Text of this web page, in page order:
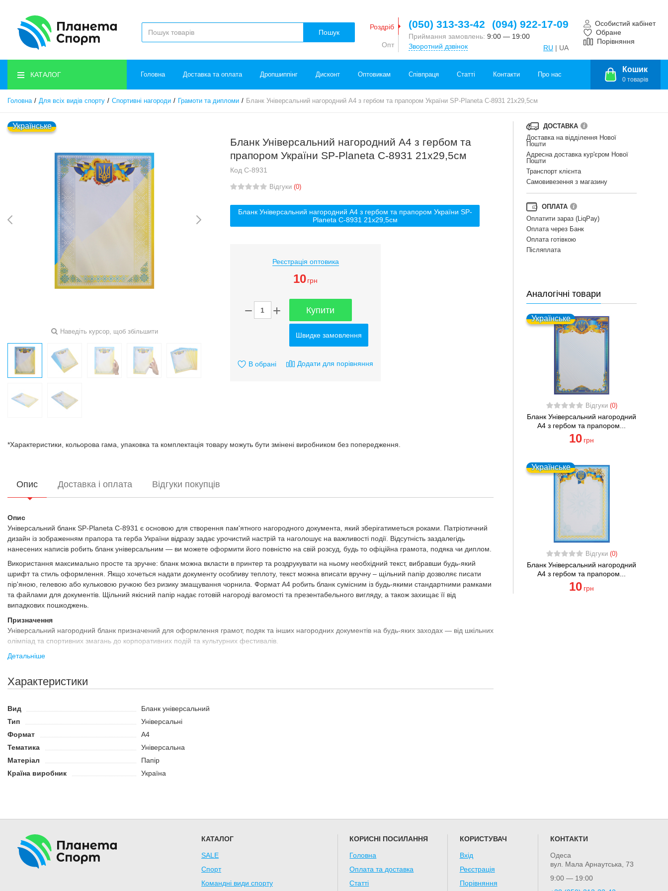
Пошук
Роздріб
Опт
(050) 313-33-42 (094) 922-17-09
Приймання замовлень: 9:00 — 19:00
Зворотний дзвінок
RU | UA
Особистий кабінет
Обране
Порівняння
КАТАЛОГ Головна Доставка та оплата Дропшиппінг Дисконт Оптовикам Співпраця Статті Контакти Про нас
Кошик
0 товарів
Головна Для всіх видів спорту Спортивні нагороди Грамоти та дипломи Бланк Універсальний нагородний A4 з гербом та прапором України SP-Planeta C-8931 21х29,5см
Українське
Наведіть курсор, щоб збільшити
Бланк Універсальний нагородний A4 з гербом та
прапором України SP-Planeta C-8931 21х29,5см
Код C-8931
Відгуки (0)
Бланк Універсальний нагородний A4 з гербом та прапором України SP-
Planeta C-8931 21х29,5см
Реєстрація оптовика
10 грн
Купити
Швидке замовлення
В обрані Додати для порівняння
*Характеристики, кольорова гама, упаковка та комплектація товару можуть бути змінені виробником без попередження.
Опис
Опис
Універсальний бланк SP-Planeta C-8931 є основою для створення пам'ятного нагородного документа, який зберігатиметься роками. Патріотичний
дизайн із зображенням прапора та герба України відразу задає урочистий настрій та наголошує на важливості події. Відсутність заздалегідь
нанесених написів робить бланк універсальним — ви можете оформити його повністю на свій розсуд, будь то офіційна грамота, подяка чи диплом.
Використання максимально просте та зручне: бланк можна вкласти в принтер та роздрукувати на ньому необхідний текст, вибравши будь-який
шрифт та стиль оформлення. Якщо хочеться надати документу особливу теплоту, текст можна вписати вручну – щільний папір дозволяє писати
пір'яною, гелевою або кульковою ручкою без ризику змащування чорнила. Формат А4 робить бланк сумісним із будь-якими стандартними рамками
та файлами для документів. Щільний якісний папір надає готовій нагороді вагомості та презентабельного вигляду, а також захищає її від
випадкових пошкоджень.
Призначення
Універсальний нагородний бланк призначений для оформлення грамот, подяк та інших нагородних документів на будь-яких заходах — від шкільних
олімпіад та спортивних змагань до корпоративних подій та культурних фестивалів.
Переваги:
Щільна структура паперу стійка до вигинів та заломів.
Не вицвітає на сонці, що важливо при експонуванні грамот на стендах.
Детальніше
Характеристики
Вид
Бланк універсальний
Тип
Універсальні
Формат
А4
Тематика
Універсальна
Матеріал
Папір
Країна виробник
Україна
Доставка і оплата Відгуки покупців
ДОСТАВКА
Доставка на відділення Нової
Пошти
Адресна доставка кур'єром Нової
Пошти
Транспорт клієнта
Самовивезення з магазину
ОПЛАТА
Оплатити зараз (LiqPay)
Оплата через Банк
Оплата готівкою
Післяплата
Аналогічні товари
Українське
Відгуки (0)
Бланк Універсальний нагородний
A4 з гербом та прапором...
10 грн
Українське
Відгуки (0)
Бланк Універсальний нагородний
A4 з гербом та прапором...
10 грн
КАТАЛОГ
SALE
Спорт
Командні види спорту
КОРИСНІ ПОСИЛАННЯ
Головна
Оплата та доставка
Статті
КОРИСТУВАЧ
Вхід
Реєстрація
Порівняння
КОНТАКТИ
Одеса
вул. Мала Арнаутська, 73
9:00 — 19:00